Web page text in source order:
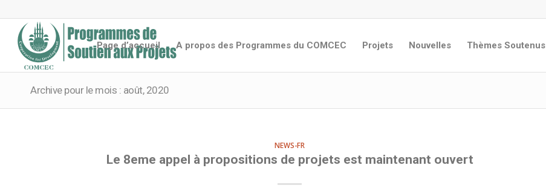
MC
C
COMCEC Page d’accueil A propos des Programmes du COMCEC Projets Nouvelles Thèmes Soutenus
Archive pour le mois : août, 2020
NEWS-FR
Le 8eme appel à propositions de projets est maintenant ouvert